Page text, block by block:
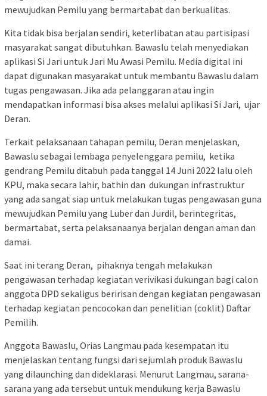
mewujudkan Pemilu yang bermartabat dan berkualitas.
Kita tidak bisa berjalan sendiri, keterlibatan atau partisipasi
masyarakat sangat dibutuhkan. Bawaslu telah menyediakan
aplikasi Si Jari untuk Jari Mu Awasi Pemilu. Media digital ini
dapat digunakan masyarakat untuk membantu Bawaslu dalam
tugas pengawasan. Jika ada pelanggaran atau ingin
mendapatkan informasi bisa akses melalui aplikasi Si Jari, ujar
Deran.
Terkait pelaksanaan tahapan pemilu, Deran menjelaskan,
Bawaslu sebagai lembaga penyelenggara pemilu, ketika
gendrang Pemilu ditabuh pada tanggal 14 Juni 2022 lalu oleh
KPU, maka secara lahir, bathin dan dukungan infrastruktur
yang ada sangat siap untuk melakukan tugas pengawasan guna
mewujudkan Pemilu yang Luber dan Jurdil, berintegritas,
bermartabat, serta pelaksanaanya berjalan dengan aman dan
damai.
Saat ini terang Deran, pihaknya tengah melakukan
pengawasan terhadap kegiatan verivikasi dukungan bagi calon
anggota DPD sekaligus beririsan dengan kegiatan pengawasan
terhadap kegiatan pencocokan dan penelitian (coklit) Daftar
Pemilih.
Anggota Bawaslu, Orias Langmau pada kesempatan itu
menjelaskan tentang fungsi dari sejumlah produk Bawaslu
yang dilaunching dan dideklarasi. Menurut Langmau, sarana-
sarana yang ada tersebut untuk mendukung kerja Bawaslu